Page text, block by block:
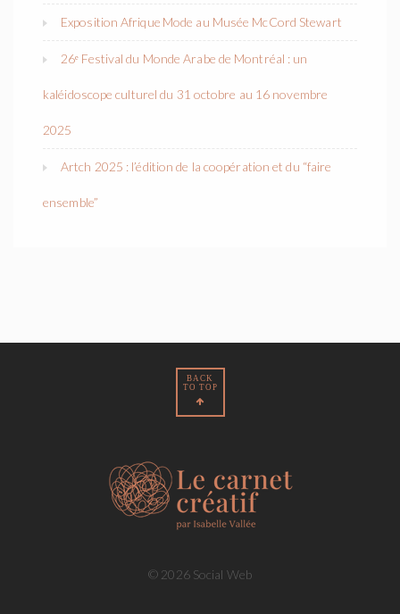
Exposition Afrique Mode au Musée McCord Stewart
26ᵉ Festival du Monde Arabe de Montréal : un
kaléidoscope culturel du 31 octobre au 16 novembre
2025
Artch 2025 : l’édition de la coopération et du “faire
ensemble”
BACK
TO TOP
© 2026 Social Web